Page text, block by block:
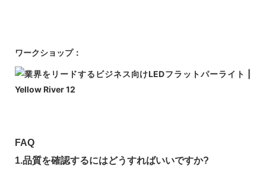
ワークショップ：
FAQ
1.品質を確認するにはどうすればいいですか?